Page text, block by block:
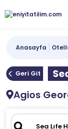
Anasayfa
Geri Git
Agios